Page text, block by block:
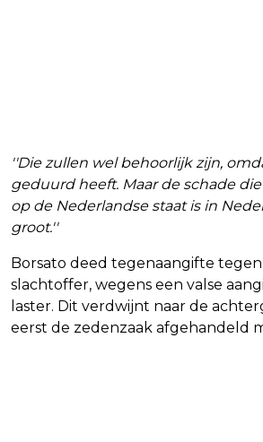
''Die zullen wel behoorlijk zijn,
geduurd heeft. Maar de schade
op de Nederlandse staat is in
groot.''
Borsato deed tegenaangifte
slachtoffer, wegens een valse
laster. Dit verdwijnt naar de
eerst de zedenzaak afgehandeld